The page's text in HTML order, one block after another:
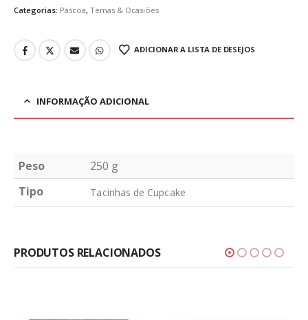
Categorias: Páscoa, Temas & Ocasiões
ADICIONAR A LISTA DE DESEJOS
INFORMAÇÃO ADICIONAL
Peso
250 g
Tipo
Tacinhas de Cupcake
PRODUTOS RELACIONADOS